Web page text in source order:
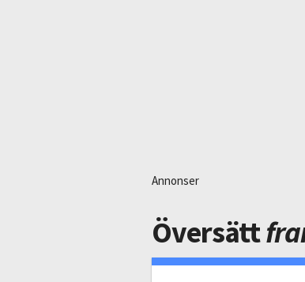
Annonser
Översätt